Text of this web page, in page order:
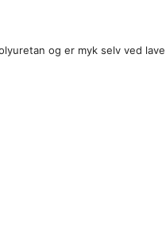
og er myk selv ved lave